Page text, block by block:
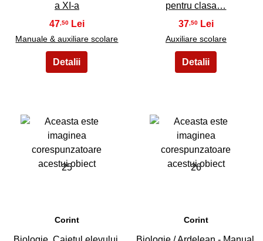
a XI-a
47,50
Manuale & auxiliare scolare
pentru clasa…
37,50
Auxiliare scolare
25
Corint
26
Corint